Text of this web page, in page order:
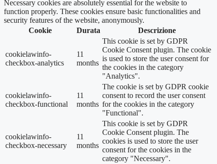
Necessary cookies are absolutely essential for the website to
function properly. These cookies ensure basic functionalities and
security features of the website, anonymously.
Cookie
Durata Descrizione
cookielawinfo-
checkbox-analytics
11
months
This cookie is set by GDPR
Cookie Consent plugin. The cookie
is used to store the user consent for
the cookies in the category
"Analytics".
cookielawinfo-
checkbox-functional
11
months
The cookie is set by GDPR cookie
consent to record the user consent
for the cookies in the category
"Functional".
cookielawinfo-
checkbox-necessary
11
months
This cookie is set by GDPR
Cookie Consent plugin. The
cookies is used to store the user
consent for the cookies in the
category "Necessary".